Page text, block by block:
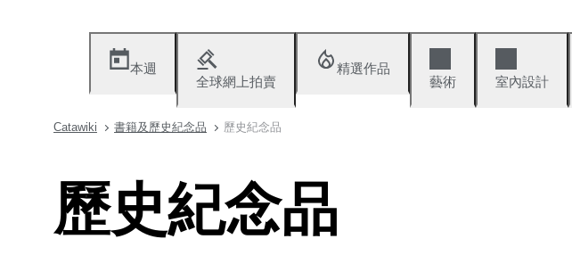
本週
全球網上拍賣
精選作品
藝術
室內設計
Catawiki 書籍及歷史紀念品 歷史紀念品
歷史紀念品